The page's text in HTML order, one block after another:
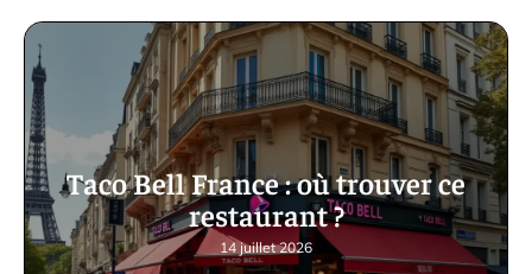
Taco Bell France : où trouver ce
restaurant ?
14 juillet 2026